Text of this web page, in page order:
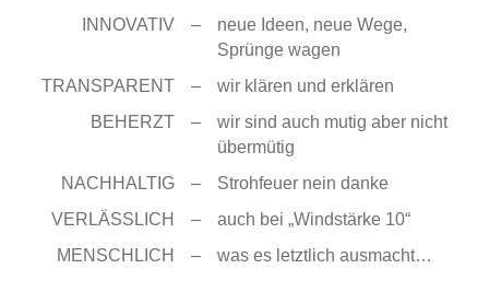
INNOVATIV
–
neue Ideen, neue Wege,
Sprünge wagen
TRANSPARENT
–
wir klären und erklären
BEHERZT
–
wir sind auch mutig aber nicht
übermütig
NACHHALTIG
–
Strohfeuer nein danke
VERLÄSSLICH
–
auch bei „Windstärke 10“
MENSCHLICH
– was es letztlich ausmacht…